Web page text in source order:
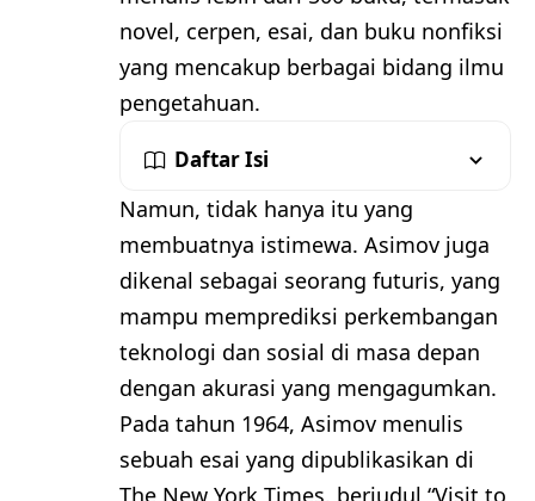
novel, cerpen, esai, dan buku nonfiksi
yang mencakup berbagai bidang ilmu
pengetahuan.
Daftar Isi
Namun, tidak hanya itu yang
membuatnya istimewa. Asimov juga
dikenal sebagai seorang futuris, yang
mampu memprediksi perkembangan
teknologi dan sosial di masa depan
dengan akurasi yang mengagumkan.
Pada tahun 1964, Asimov menulis
sebuah esai yang dipublikasikan di